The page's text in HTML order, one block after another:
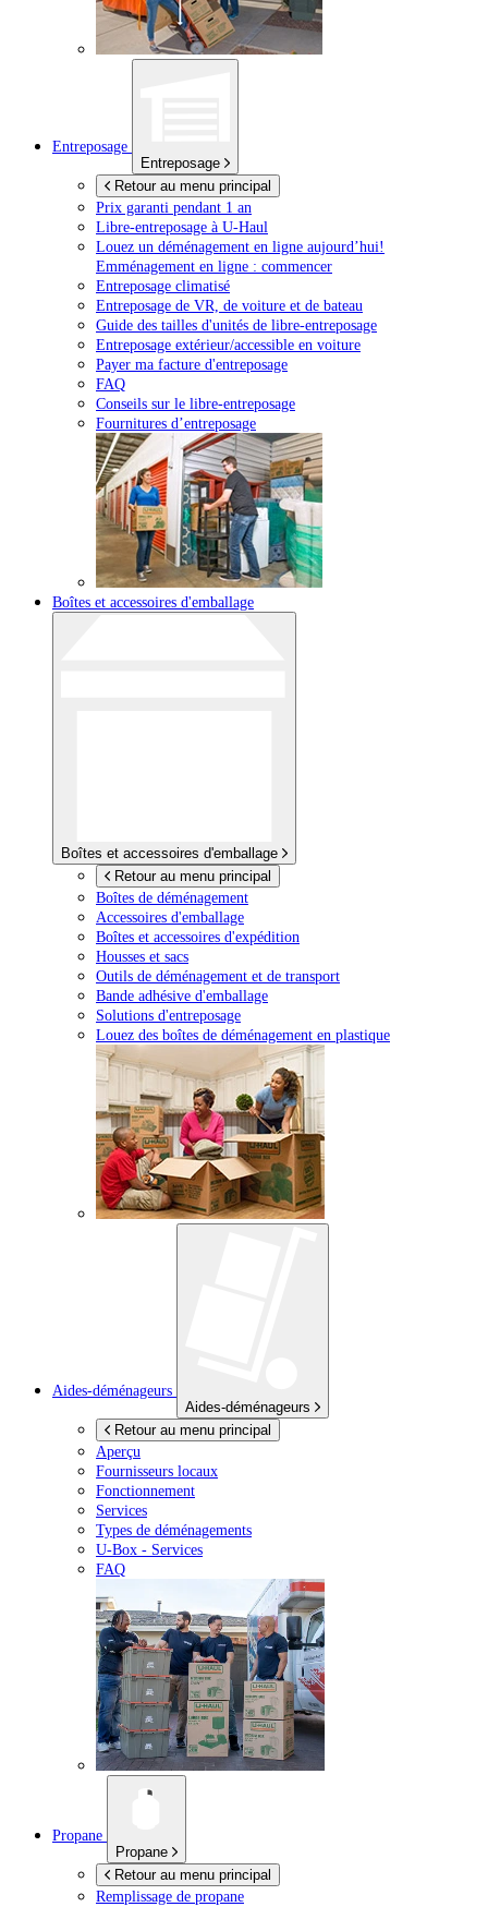
Entreposage
Entreposage
Retour au menu principal
Prix garanti pendant 1 an
Libre-entreposage à U-Haul
Louez un déménagement en ligne aujourd’hui!
Emménagement en ligne : commencer
Entreposage climatisé
Entreposage de VR, de voiture et de bateau
Guide des tailles d'unités de libre-entreposage
Entreposage extérieur/accessible en voiture
Payer ma facture d'entreposage
FAQ
Conseils sur le libre-entreposage
Fournitures d’entreposage
Boîtes et accessoires d'emballage
Boîtes et accessoires d'emballage
Retour au menu principal
Boîtes de déménagement
Accessoires d'emballage
Boîtes et accessoires d'expédition
Housses et sacs
Outils de déménagement et de transport
Bande adhésive d'emballage
Solutions d'entreposage
Louez des boîtes de déménagement en plastique
Aides-déménageurs
Aides-déménageurs
Retour au menu principal
Aperçu
Fournisseurs locaux
Fonctionnement
Services
Types de déménagements
U-Box - Services
FAQ
Propane
Propane
Retour au menu principal
Remplissage de propane